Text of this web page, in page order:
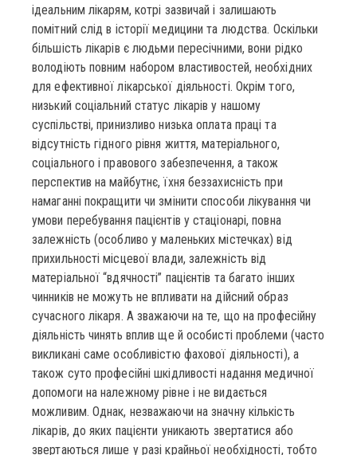
ідеальним лікарям, котрі зазвичай і залишають
помітний слід в історії медицини та людства. Оскільки
більшість лікарів є людьми пересічними, вони рідко
володіють повним набором властивостей, необхідних
для ефективної лікарської діяльності. Окрім того,
низький соціальний статус лікарів у нашому
суспільстві, принизливо низька оплата праці та
відсутність гідного рівня життя, матеріального,
соціального і правового забезпечення, а також
перспектив на майбутнє, їхня беззахисність при
намаганні покращити чи змінити способи лікування чи
умови перебування пацієнтів у стаціонарі, повна
залежність (особливо у маленьких містечках) від
прихильності місцевої влади, залежність від
матеріальної “вдячності” пацієнтів та багато інших
чинників не можуть не впливати на дійсний образ
сучасного лікаря. А зважаючи на те, що на професійну
діяльність чинять вплив ще й особисті проблеми (часто
викликані саме особливістю фахової діяльності), а
також суто професійні шкідливості надання медичної
допомоги на належному рівне і не видається
можливим. Однак, незважаючи на значну кількість
лікарів, до яких пацієнти уникають звертатися або
звертаються лише у разі крайньої необхідності, тобто